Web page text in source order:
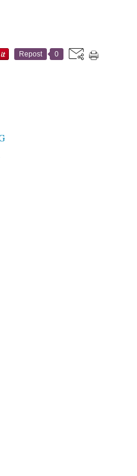
Repost 0